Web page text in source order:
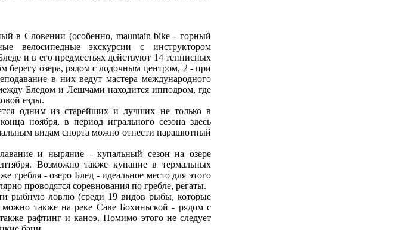
в Словении (особенно, mauntain bike - горный
велосипедные экскурсии с инструктором
и в его предместьях действуют 14 теннисных
берегу озера, рядом с лодочным центром, 2 - при
в них ведут мастера международного
Бледом и Лешчами находится ипподром, где
езды.
одним из старейших и лучших не только в
ноября, в период игрального сезона здесь
видам спорта можно отнести парашютный
и ныряние - купальный сезон на озере
Возможно также купание в термальных
- озеро Блед - идеальное место для этого
проводятся соревнования по гребле, регаты.
рыбную ловлю (среди 19 видов рыбы, которые
можно также на реке Саве Бохиньской - рядом с
рафтинг и каноэ. Помимо этого не следует